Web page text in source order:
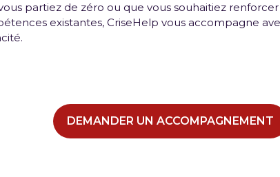
partiez de zéro ou que vous souhaitiez renforcer
existantes, CriseHelp vous accompagne
DEMANDER UN ACCOMPAGNEMENT